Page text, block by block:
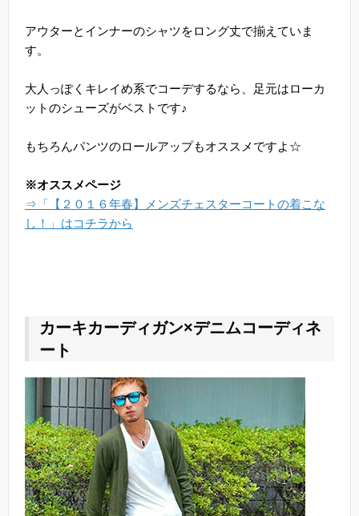
アウターとインナーのシャツをロング丈で揃えていま
す。
大人っぽくキレイめ系でコーデするなら、足元はローカ
ットのシューズがベストです♪
もちろんパンツのロールアップもオススメですよ☆
※オススメページ
⇒「【２０１６年春】メンズチェスターコートの着こな
し！」はコチラから
カーキカーディガン×デニムコーディネ
ート